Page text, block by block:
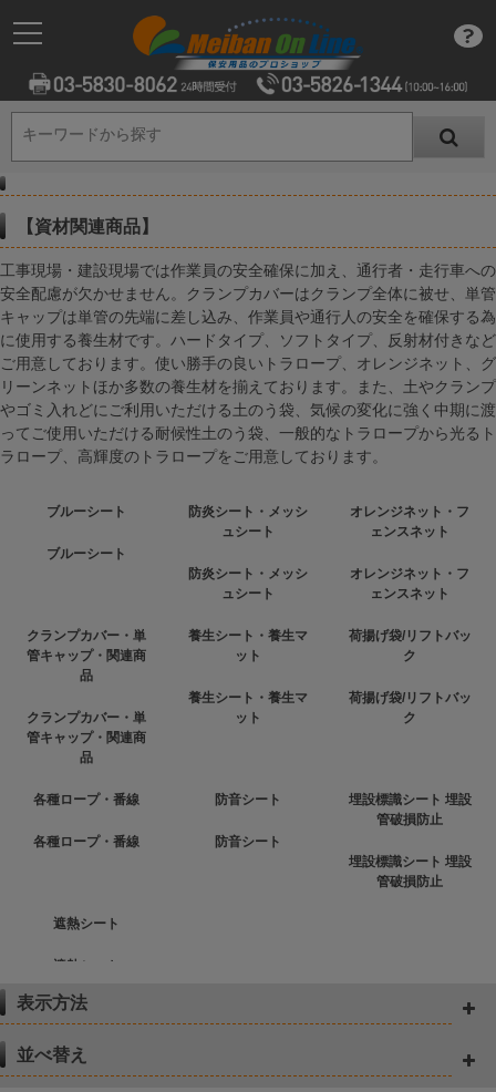
キーワードから探す
キーワードから探す
【資材関連商品】
工事現場・建設現場では作業員の安全確保に加え、通行者・走行車への
安全配慮が欠かせません。クランプカバーはクランプ全体に被せ、単管
キャップは単管の先端に差し込み、作業員や通行人の安全を確保する為
に使用する養生材です。ハードタイプ、ソフトタイプ、反射材付きなど
ご用意しております。使い勝手の良いトラロープ、オレンジネット、グ
リーンネットほか多数の養生材を揃えております。また、土やクランプ
やゴミ入れどにご利用いただける土のう袋、気候の変化に強く中期に渡
ってご使用いただける耐候性土のう袋、一般的なトラロープから光るト
ラロープ、高輝度のトラロープをご用意しております。
ブルーシート
ブルーシート
防炎シート・メッシ
ュシート
防炎シート・メッシ
ュシート
オレンジネット・フ
ェンスネット
オレンジネット・フ
ェンスネット
クランプカバー・単
管キャップ・関連商
品
クランプカバー・単
管キャップ・関連商
品
養生シート・養生マ
ット
養生シート・養生マ
ット
荷揚げ袋/リフトバッ
ク
荷揚げ袋/リフトバッ
ク
各種ロープ・番線
各種ロープ・番線
防音シート
防音シート
埋設標識シート 埋設
管破損防止
埋設標識シート 埋設
管破損防止
遮熱シート
遮熱シート
表示方法
並べ替え